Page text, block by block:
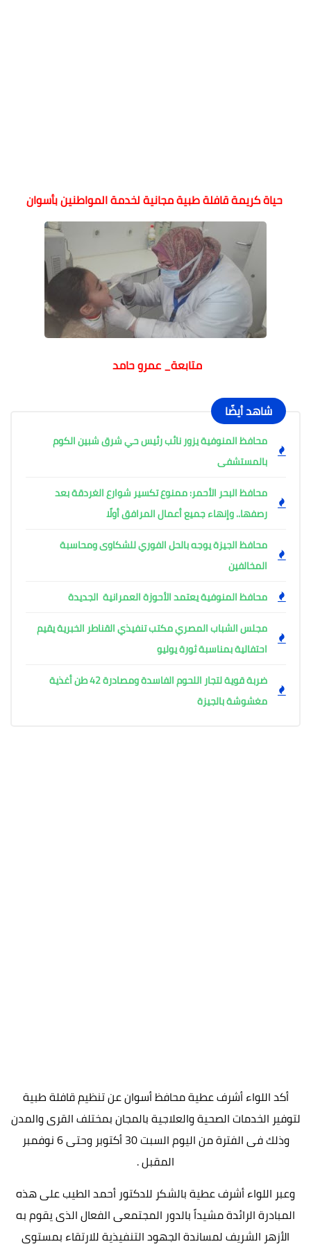
حياة كريمة قافلة طبية مجانية لخدمة المواطنين بأسوان
متابعة_ عمرو حامد
شاهد أيضًا
محافظ المنوفية يزور نائب رئيس حي شرق شبين الكوم
بالمستشفى
محافظ البحر الأحمر: ممنوع تكسير شوارع الغردقة بعد
رصفها.. وإنهاء جميع أعمال المرافق أولًا
محافظ الجيزة يوجه بالحل الفوري للشكاوى ومحاسبة
المخالفين
محافظ المنوفية يعتمد الأحوزة العمرانية الجديدة
مجلس الشباب المصري مكتب تنفيذي القناطر الخبرية يقيم
احتفالية بمناسبة ثورة يوليو
ضربة قوية لتجار اللحوم الفاسدة ومصادرة 42 طن أغذية
مغشوشة بالجيزة
أكد اللواء أشرف عطية محافظ أسوان عن تنظيم قافلة طبية
لتوفير الخدمات الصحية والعلاجية بالمجان بمختلف القرى والمدن
وذلك فى الفترة من اليوم السبت 30 أكتوبر وحتى 6 نوفمبر
المقبل .
وعبر اللواء أشرف عطية بالشكر للدكتور أحمد الطيب على هذه
المبادرة الرائدة مشيداً بالدور المجتمعى الفعال الذى يقوم به
الأزهر الشريف لمساندة الجهود التنفيذية للارتقاء بمستوى